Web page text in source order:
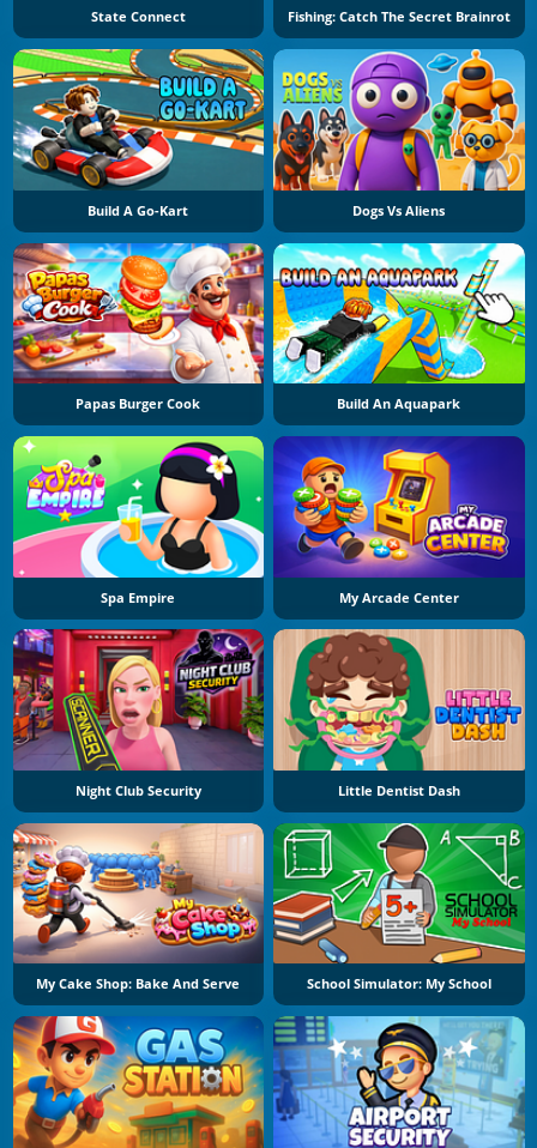
State Connect Fishing: Catch The Secret Brainrot
Build A Go-Kart Dogs Vs Aliens
Papas Burger Cook Build An Aquapark
Spa Empire My Arcade Center
Night Club Security Little Dentist Dash
My Cake Shop: Bake And Serve School Simulator: My School